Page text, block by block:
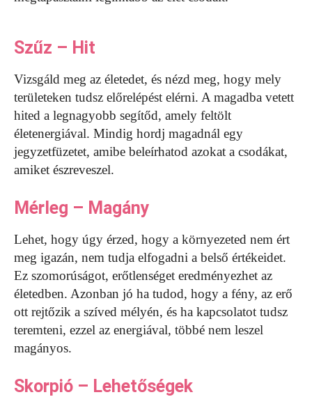
Szűz – Hit
Vizsgáld meg az életedet, és nézd meg, hogy mely
területeken tudsz előrelépést elérni. A magadba vetett
hited a legnagyobb segítőd, amely feltölt
életenergiával. Mindig hordj magadnál egy
jegyzetfüzetet, amibe beleírhatod azokat a csodákat,
amiket észreveszel.
Mérleg – Magány
Lehet, hogy úgy érzed, hogy a környezeted nem ért
meg igazán, nem tudja elfogadni a belső értékeidet.
Ez szomorúságot, erőtlenséget eredményezhet az
életedben. Azonban jó ha tudod, hogy a fény, az erő
ott rejtőzik a szíved mélyén, és ha kapcsolatot tudsz
teremteni, ezzel az energiával, többé nem leszel
magányos.
Skorpió – Lehetőségek